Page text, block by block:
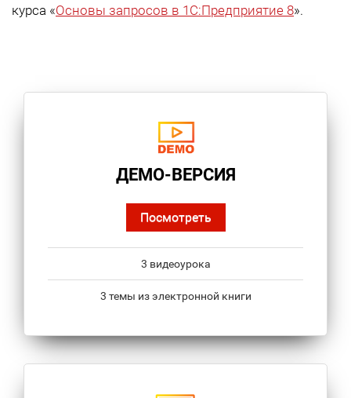
курса «Основы запросов в 1С:Предприятие 8».
ДЕМО-ВЕРСИЯ
Посмотреть
3 видеоурока
3 темы из электронной книги